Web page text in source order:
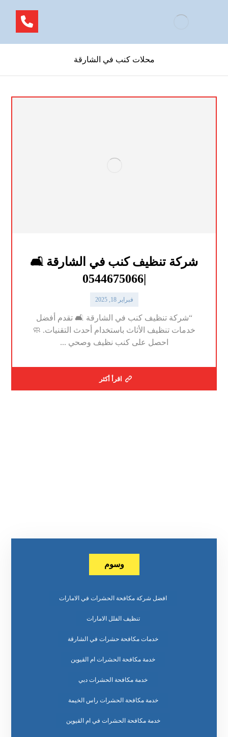
محلات كنب في الشارقة
شركة تنظيف كنب في الشارقة 🛋️
|0544675066
فبراير 18, 2025
“شركة تنظيف كنب في الشارقة 🛋️ تقدم أفضل
خدمات تنظيف الأثاث باستخدام أحدث التقنيات. 🧼
احصل على كنب نظيف وصحي ...
اقرأ أكثر
وسوم
افضل شركة مكافحة الحشرات في الامارات
تنظيف الفلل الامارات
خدمات مكافحة حشرات في الشارقة
خدمة مكافحة الحشرات ام القيوين
خدمة مكافحة الحشرات دبي
خدمة مكافحة الحشرات راس الخيمة
خدمة مكافحة الحشرات في ام القيوين